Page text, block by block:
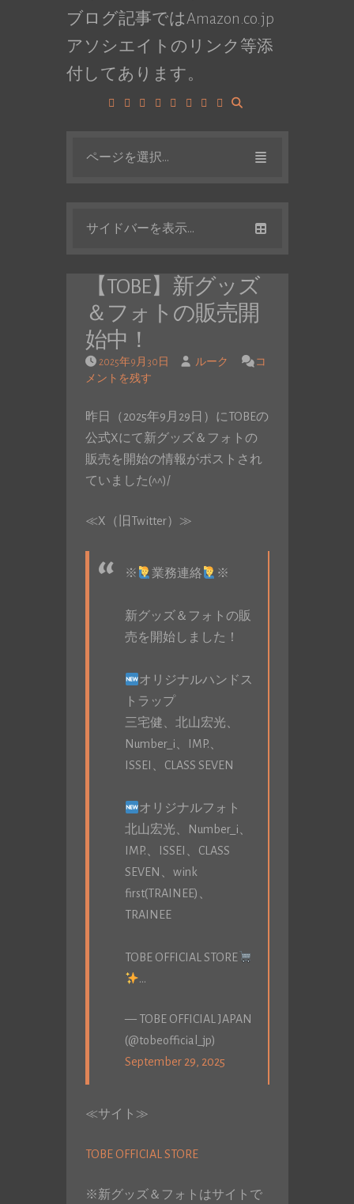
ブログ記事ではAmazon.co.jp
アソシエイトのリンク等添
付してあります。
ページを選択...
サイドバーを表示...
【TOBE】新グッズ
＆フォトの販売開
始中！
2025年9月30日 ルーク
コ
メントを残す
昨日（2025年9月29日）にTOBEの
公式Xにて新グッズ＆フォトの
販売を開始の情報がポストされ
ていました(^^)/
≪X（旧Twitter）≫
※ 業務連絡 ※
新グッズ＆フォトの販
売を開始しました！
オリジナルハンドス
トラップ
三宅健、北山宏光、
Number_i、IMP.、
ISSEI、CLASS SEVEN
オリジナルフォト
北山宏光、Number_i、
IMP.、ISSEI、CLASS
SEVEN、wink
first(TRAINEE)、
TRAINEE
TOBE OFFICIAL STORE
…
— TOBE OFFICIAL JAPAN
(@tobeofficial_jp)
September 29, 2025
≪サイト≫
TOBE OFFICIAL STORE
※新グッズ＆フォトはサイトで